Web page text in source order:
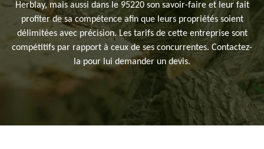
Herblay, mais aussi dans le 95220 son savoir-faire et leur fait
profiter de sa compétence afin que leurs propriétés soient
délimitées avec précision. Les tarifs de cette entreprise sont
compétitifs par rapport à ceux de ses concurrentes. Contactez-
la pour lui demander un devis.